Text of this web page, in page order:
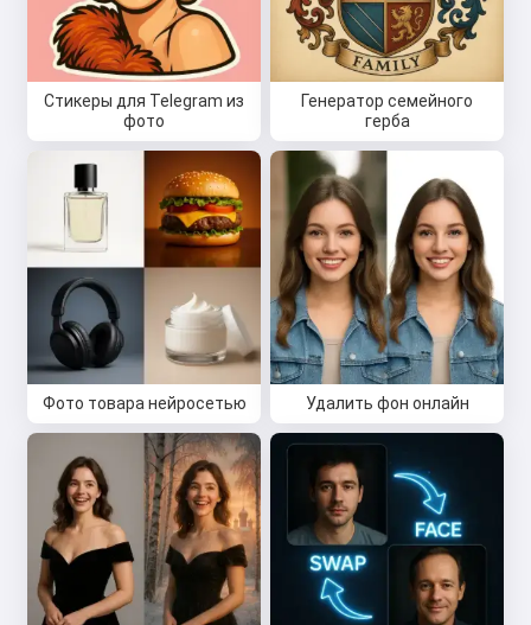
Стикеры для Telegram из
фото
Генератор семейного
герба
Фото товара нейросетью Удалить фон онлайн
Привет 👋
Я могу создавать песни, писать
стихи и поздравления 🥰
Попробовать бесплатно
Я принимаю:Условия использования
,
Политика конфиденциальности,
Политика возврата